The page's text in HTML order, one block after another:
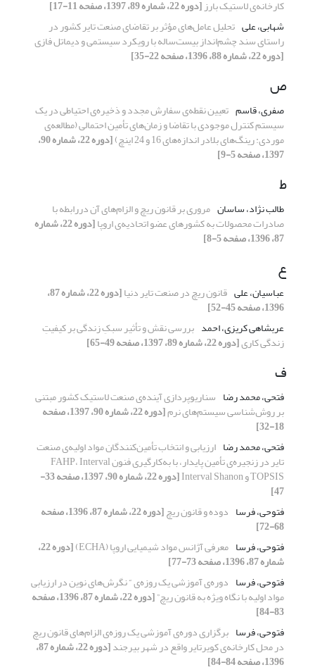
کارخانه‌ی لاستیک بارز[دوره 22، شماره 89، 1397، صفحه 11-17]
شهابی، علی تحلیل عامل‌های مؤثر بر تقاضای صنعت تایر کشور در
راستای سند چشم‌انداز بیست‌ساله با رویکرد سیستمی و دیماتل فازی
[دوره 22، شماره 88، 1396، صفحه 22-35]
ص
صفری، قاسم تعیین نقطه‌ی‌ سفارش مجدد و ذخیره‌ی احتیاطی در یک
سیستم کنترل موجودی با تقاضا و زمان‌های تأمین احتمالی (مطالعه‌ی
موردی: رینگ‌های بلادر اندازه‌های 16 و 24 اینچ) [دوره 22، شماره 90،
1397، صفحه 5-9]
ط
طالب نژاد، ساسان مروری بر قانون ریچ و الزام‌های آن دررابطه با
صادرات محصولات به کشورهای عضو اتحادیه‌ی اروپا [دوره 22، شماره
87، 1396، صفحه 5-8]
ع
عباسیان، علی قانون ریچ در صنعت تایر دنیا [دوره 22، شماره 87،
1396، صفحه 45-52]
عربشاهی کریزی، احمد بررسی نقش و تأثیر سبکِ زندگی بر کیفیتِ
زندگی کاری[دوره 22، شماره 89، 1397، صفحه 49-65]
ف
فتحی، محمد رضا سناریوپردازی آینده‌ی صنعت لاستیک کشور مبتنی
بر روش‌شناسی سیستم‌های نرم [دوره 22، شماره 90، 1397، صفحه
18-32]
فتحی، محمد رضا ارزیابی و انتخاب تأمین‌کنندگان مواد اولیه‌ی صنعت
تایر در زنجیره‌ی تأمین پایدار، با به‌کارگیری فنون FAHP، Interval
TOPSIS و Interval Shanon [دوره 22، شماره 90، 1397، صفحه 33-
47]
فتوحی، فرسا دوده و قانون ریچ [دوره 22، شماره 87، 1396، صفحه
68-72]
فتوحی، فرسا معرفی آژانس مواد شیمیایی اروپا (ECHA) [دوره 22،
شماره 87، 1396، صفحه 73-77]
فتوحی، فرسا دوره‌ی آموزشی یک روزه‌ی “ نگرش‌های نوین در ارزیابی
مواد اولیه با نگاه ویژه به قانون ریچ” [دوره 22، شماره 87، 1396، صفحه
83-84]
فتوحی، فرسا برگزاری دوره‌ی آموزشی یک روزه‌ی الزام‌های قانون ریچ
در محل کارخانه‌ی کویرتایر واقع در شهر بیرجند [دوره 22، شماره 87،
1396، صفحه 84-84]